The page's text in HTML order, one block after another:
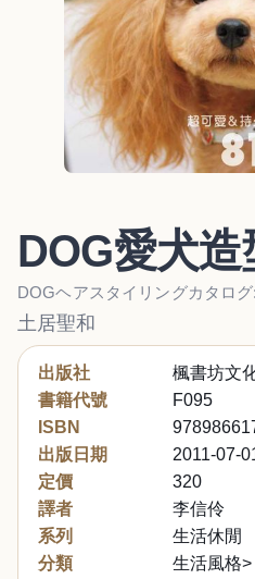
DOG愛犬
土居聖和
出版社
楓書坊文
書籍代號
F095
ISBN
出版日期
2011-07-
定價
320
譯者
李信伶
系列
生活休閒
分類
生活風格